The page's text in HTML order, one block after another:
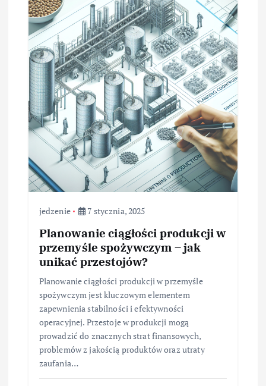
jedzenie 7 stycznia, 2025
Planowanie ciągłości produkcji w
przemyśle spożywczym – jak
unikać przestojów?
Planowanie ciągłości produkcji w przemyśle
spożywczym jest kluczowym elementem
zapewnienia stabilności i efektywności
operacyjnej. Przestoje w produkcji mogą
prowadzić do znacznych strat finansowych,
problemów z jakością produktów oraz utraty
zaufania…